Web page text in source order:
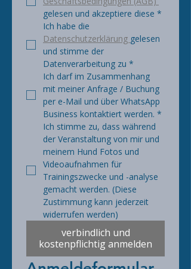
gelesen und akzeptiere diese *
Datenschutzerklärung gelesen
und stimme der
Datenverarbeitung zu *
Ich darf im Zusammenhang
mit meiner Anfrage / Buchung
per e-Mail und über WhatsApp
Business kontaktiert werden. *
Ich stimme zu, dass während
der Veranstaltung von mir und
meinem Hund Fotos und
Videoaufnahmen für
Trainingszwecke und -analyse
gemacht werden. (Diese
Zustimmung kann jederzeit
widerrufen werden)
verbindlich und
kostenpflichtig anmelden